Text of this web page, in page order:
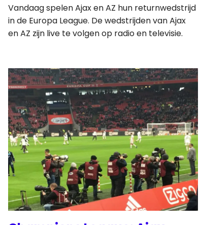
Vandaag spelen Ajax en AZ hun returnwedstrijd
in de Europa League. De wedstrijden van Ajax
en AZ zijn live te volgen op radio en televisie.